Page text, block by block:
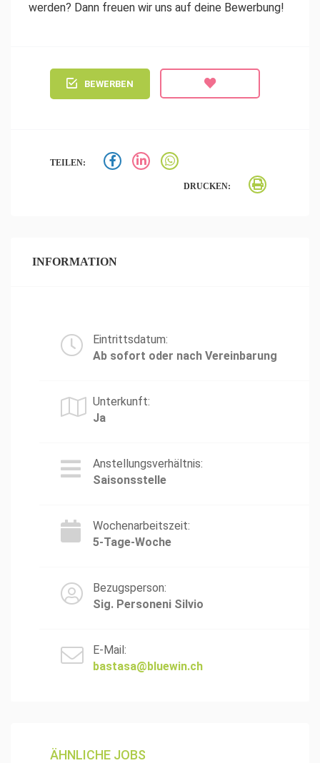
werden? Dann freuen wir uns auf deine Bewerbung!
BEWERBEN
TEILEN:
DRUCKEN:
INFORMATION
Eintrittsdatum:
Ab sofort oder nach Vereinbarung
Unterkunft:
Ja
Anstellungsverhältnis:
Saisonsstelle
Wochenarbeitszeit:
5-Tage-Woche
Bezugsperson:
Sig. Personeni Silvio
E-Mail:
bastasa@bluewin.ch
ÄHNLICHE JOBS